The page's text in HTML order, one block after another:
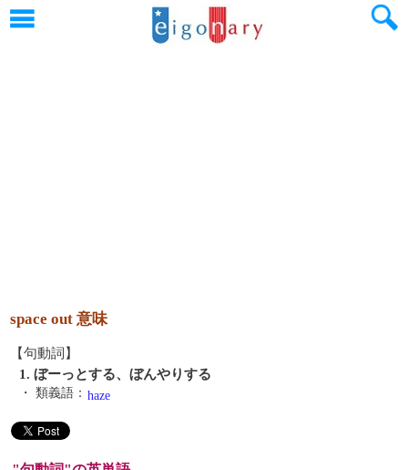
space out 意味
【句動詞】
1. ぼーっとする、ぼんやりする
・ 類義語： haze